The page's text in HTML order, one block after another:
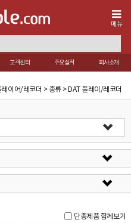
메뉴
고객센터 주요실적 회사소개
이어/레코더 > 종류 > DAT 플레이/레코더
단종제품 함께보기